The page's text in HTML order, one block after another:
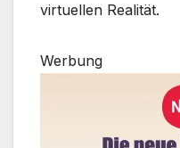
virtuellen Realität.
Werbung